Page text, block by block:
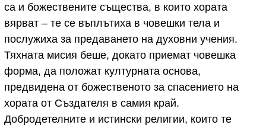
са и божествените същества, в които хората
вярват – те се въплътиха в човешки тела и
послужиха за предаването на духовни учения.
Тяхната мисия беше, докато приемат човешка
форма, да положат културната основа,
предвидена от божественото за спасението на
хората от Създателя в самия край.
Добродетелните и истински религии, които те